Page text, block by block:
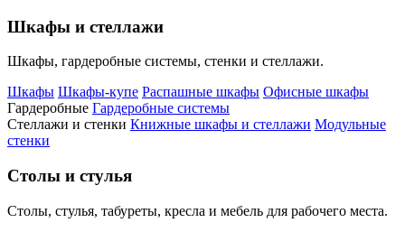
Шкафы и стеллажи
Шкафы, гардеробные системы, стенки и стеллажи.
Шкафы Шкафы-купе Распашные шкафы Офисные шкафы
Гардеробные Гардеробные системы
Стеллажи и стенки Книжные шкафы и стеллажи Модульные
стенки
Столы и стулья
Столы, стулья, табуреты, кресла и мебель для рабочего места.